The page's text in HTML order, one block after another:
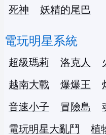
死神
妖精的尾巴
電玩明星系統
超級瑪莉 洛克人
越南大戰
爆爆王
音速小子
冒險島
電玩明星大亂鬥
植